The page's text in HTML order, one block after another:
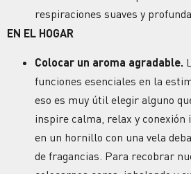
respiraciones suaves y
EN EL HOGAR
Colocar un aroma agradable.
funciones esenciales en la
eso es muy útil elegir alguno
inspire calma, relax y
en un hornillo con una vela
de fragancias. Para recobrar